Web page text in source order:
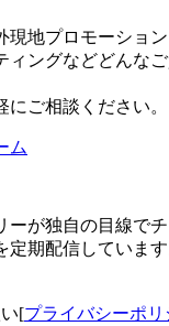
地プロモーション
ィングなどどんな
ご相談ください。
ム
ーが独自の目線で
定期配信していま
[プライバシーポリ